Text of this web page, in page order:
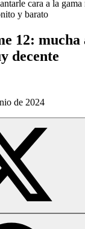
cara a la
y barato
12: mucha
decente
de 2024